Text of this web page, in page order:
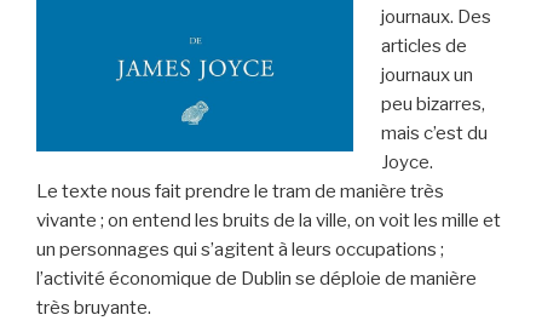
journaux. Des
articles de
journaux un
peu bizarres,
mais c’est du
Joyce.
Le texte nous fait prendre le tram de manière très
vivante ; on entend les bruits de la ville, on voit les mille et
un personnages qui s’agitent à leurs occupations ;
l’activité économique de Dublin se déploie de manière
très bruyante.